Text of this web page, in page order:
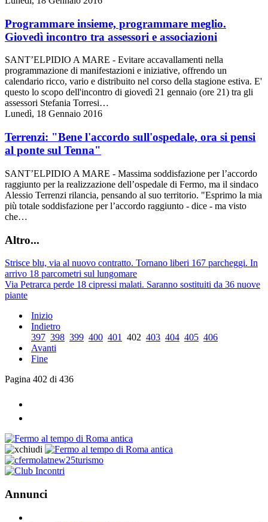
Programmare insieme, programmare meglio.
Giovedì incontro tra assessori e associazioni
SANT’ELPIDIO A MARE - Evitare accavallamenti nella
programmazione di manifestazioni e iniziative, offrendo un
calendario ricco, vario e distribuito nel corso della stagione estiva. E'
questo lo scopo dell'incontro di giovedì 21 gennaio (ore 21) tra gli
assessori Stefania Torresi…
Lunedì, 18 Gennaio 2016
Terrenzi: "Bene l'accordo sull'ospedale, ora si pensi
al ponte sul Tenna"
SANT’ELPIDIO A MARE - Massima soddisfazione per l’accordo
raggiunto per la realizzazione dell’ospedale di Fermo, ma il sindaco
Alessio Terrenzi rilancia, pensando al suo territorio. "Esprimo la mia
più totale soddisfazione per l’accordo raggiunto - dice - ma visto
che…
Altro...
Strisce blu, via al nuovo contratto. Tornano liberi 167 parcheggi. In
arrivo 18 parcometri sul lungomare
Via Petrarca perde 18 cipressi malati. Saranno sostituiti da 36 nuove
piante
Inizio
Indietro
397 398 399 400 401 402 403 404 405 406
Avanti
Fine
Pagina 402 di 436
Annunci